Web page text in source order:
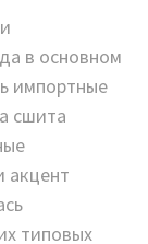
в основном
импортные
сшита
акцент
типовых